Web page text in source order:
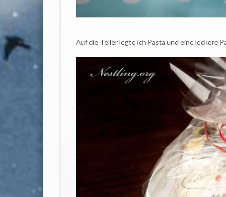
Auf die Teller legte ich Pasta und eine leckere